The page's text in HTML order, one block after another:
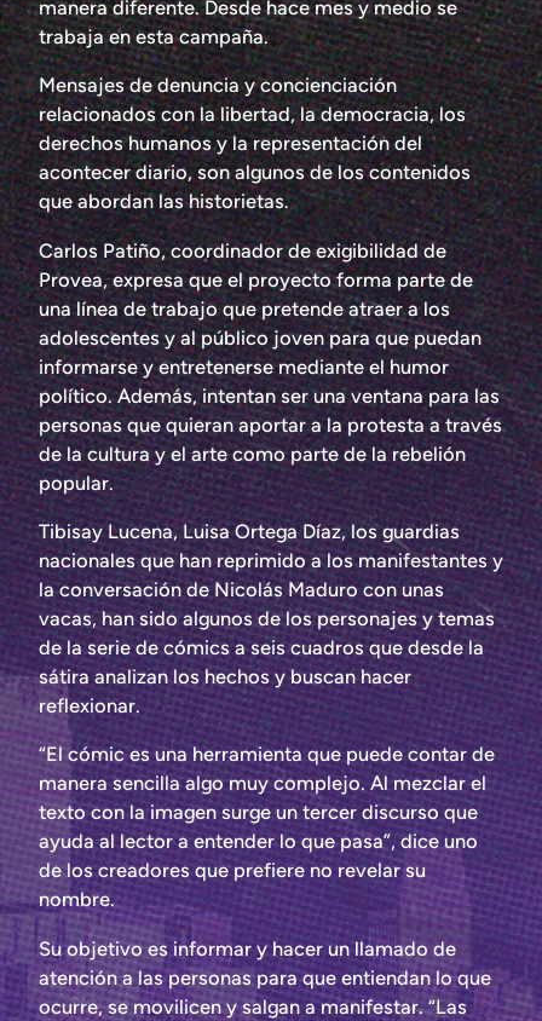
manera diferente. Desde hace mes y medio se
trabaja en esta campaña.
Mensajes de denuncia y concienciación
relacionados con la libertad, la democracia, los
derechos humanos y la representación del
acontecer diario, son algunos de los contenidos
que abordan las historietas.
Carlos Patiño, coordinador de exigibilidad de
Provea, expresa que el proyecto forma parte de
una línea de trabajo que pretende atraer a los
adolescentes y al público joven para que puedan
informarse y entretenerse mediante el humor
político. Además, intentan ser una ventana para las
personas que quieran aportar a la protesta a través
de la cultura y el arte como parte de la rebelión
popular.
Tibisay Lucena, Luisa Ortega Díaz, los guardias
nacionales que han reprimido a los manifestantes y
la conversación de Nicolás Maduro con unas
vacas, han sido algunos de los personajes y temas
de la serie de cómics a seis cuadros que desde la
sátira analizan los hechos y buscan hacer
reflexionar.
“El cómic es una herramienta que puede contar de
manera sencilla algo muy complejo. Al mezclar el
texto con la imagen surge un tercer discurso que
ayuda al lector a entender lo que pasa”, dice uno
de los creadores que prefiere no revelar su
nombre.
Su objetivo es informar y hacer un llamado de
atención a las personas para que entiendan lo que
ocurre, se movilicen y salgan a manifestar. “Las